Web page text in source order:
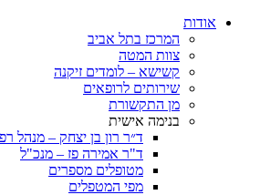
המרכז בתל אביב
צוות המטה
קשישא – לומדים זיקנה
שירותים לרופאים
מן התקשורת
בנימה אישית
ד״ר רון בן יצחק – מנהל רפואי
ד"ר אמירה פז – מנכ"ל
מטופלים מספרים
מפי המטפלים